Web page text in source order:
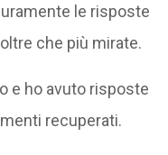
le risposte
che più mirate.
e ho avuto risposte
recuperati.